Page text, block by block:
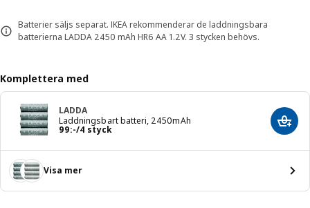
Batterier säljs separat. IKEA rekommenderar de laddningsbara
batterierna LADDA 2450 mAh HR6 AA 1.2V. 3 stycken behövs.
Komplettera med
LADDA
Laddningsbart batteri, 2450mAh
99:-/4 styck
Pris 99:-/4 styck Lägg
Visa mer